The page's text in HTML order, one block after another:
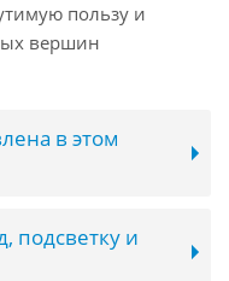
пользу и
вершин
в этом
подсветку и